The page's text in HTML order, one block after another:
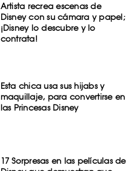
Artista recrea escenas de
Disney con su cámara y papel;
¡Disney lo descubre y lo
contrata!
Esta chica usa sus hijabs y
maquillaje, para convertirse en
las Princesas Disney
17 Sorpresas en las películas de